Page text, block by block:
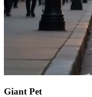
Giant Pet